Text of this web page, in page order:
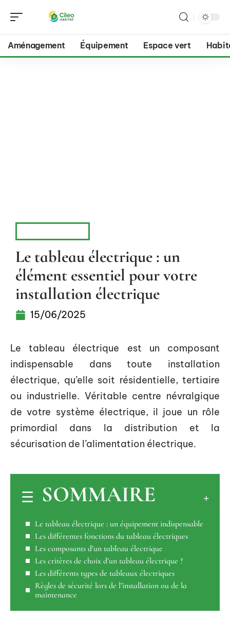
Aménagement Équipement Espace vert
Le tableau électrique : un
élément essentiel pour votre
installation électrique
15/06/2025
Le tableau électrique est un composant
indispensable dans toute installation
électrique, qu’elle soit résidentielle, tertiaire
ou industrielle. Véritable centre névralgique
de votre système électrique, il joue un rôle
primordial dans la distribution et la
sécurisation de l’alimentation électrique.
SOMMAIRE
Le tableau électrique : un équipement indispensable
Les différentes fonctions du tableau électriques
Les composants d’un tableau électrique
Les critères de choix d’un tableau électrique ?
Les différents types de tableaux électriques
Règles de sécurité lors de l’installation ou de la
maintenance